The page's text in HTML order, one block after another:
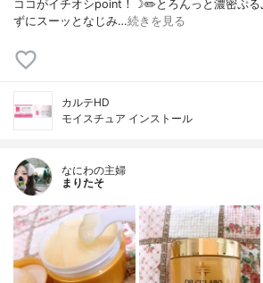
ココがイチオシpoint！☽✏️とろんっと濃密ぷ
ずにスーッとなじみ…続きを見る
カルテHD
モイスチュア インストール
なにわの主婦
まりたそ